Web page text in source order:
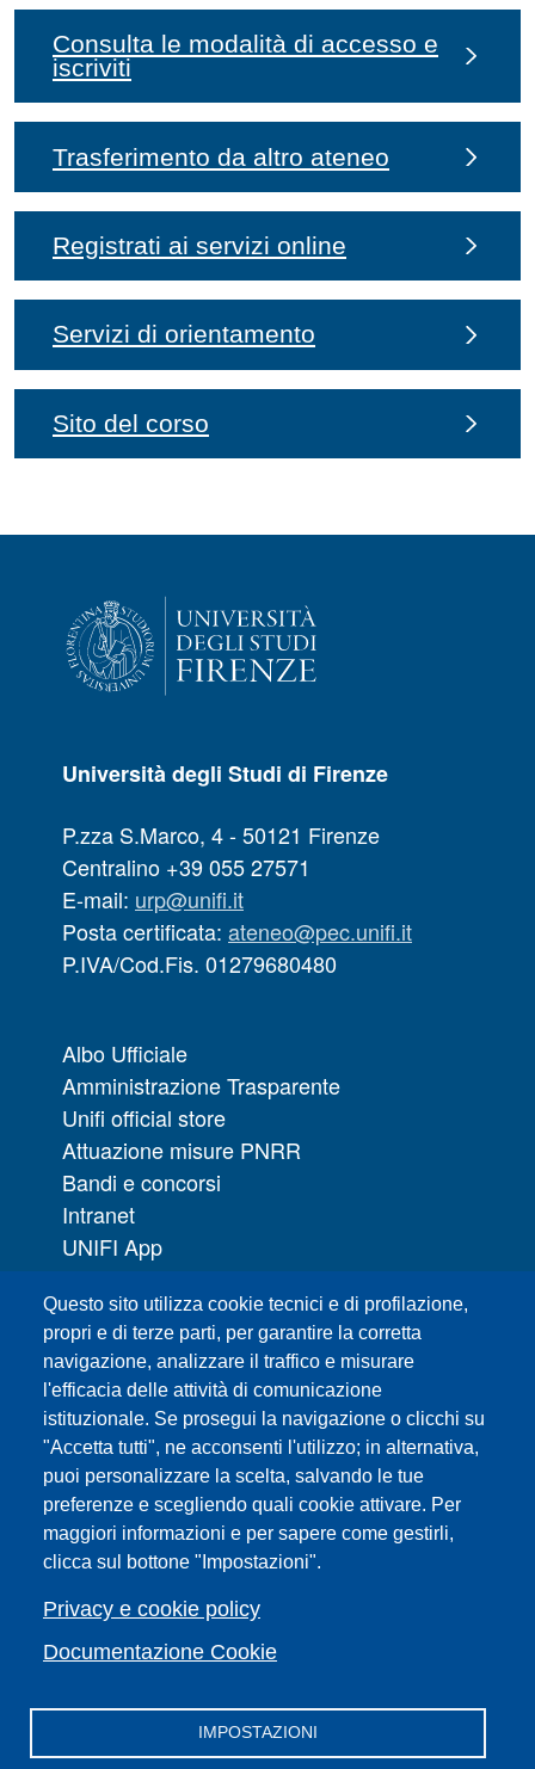
Consulta le modalità di accesso e
iscriviti
Trasferimento da altro ateneo
Registrati ai servizi online
Servizi di orientamento
Sito del corso
Questo sito utilizza cookie tecnici e di profilazione,
propri e di terze parti, per garantire la corretta
navigazione, analizzare il traffico e misurare
l'efficacia delle attività di comunicazione
istituzionale. Se prosegui la navigazione o clicchi su
"Accetta tutti", ne acconsenti l'utilizzo; in alternativa,
puoi personalizzare la scelta, salvando le tue
preferenze e scegliendo quali cookie attivare. Per
maggiori informazioni e per sapere come gestirli,
clicca sul bottone "Impostazioni".
Privacy e cookie policy
Documentazione Cookie
IMPOSTAZIONI
Università degli Studi di Firenze
P.zza S.Marco, 4 - 50121 Firenze
Centralino +39 055 27571
E-mail: urp@unifi.it
Posta certificata: ateneo@pec.unifi.it
P.IVA/Cod.Fis. 01279680480
Albo Ufficiale
Amministrazione Trasparente
Unifi official store
Attuazione misure PNRR
Bandi e concorsi
Intranet
UNIFI App
URP | Ufficio Relazioni con il Pubblico
Sedi
Mappa del sito
Webmaster e redazione web
Elenco dei siti tematici
Accessibilità
Feed RSS
Note legali del sito
Privacy policy
Cambia idea sui cookie